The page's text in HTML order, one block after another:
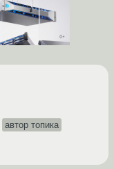
автор топика